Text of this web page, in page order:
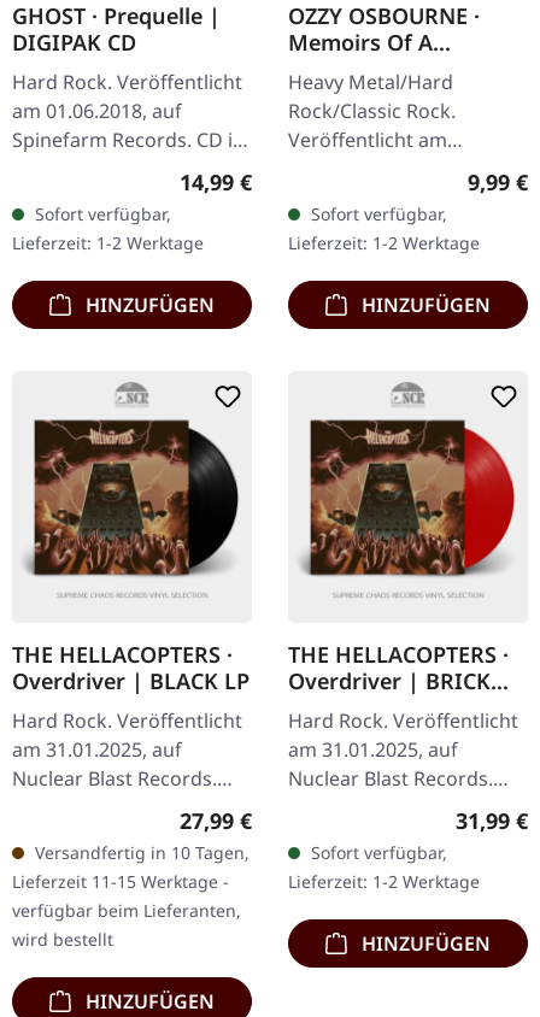
GHOST · Prequelle |
DIGIPAK CD
Hard Rock. Veröffentlicht
am 01.06.2018, auf
Spinefarm Records. CD im
DigiPak. Prequelle stellt
ein besonderes Kapitel in
der Diskografie von
Ghost…
Regulärer Preis:
14,99 €
Sofort verfügbar,
Lieferzeit: 1-2 Werktage
HINZUFÜGEN
OZZY OSBOURNE ·
Memoirs Of A
Madman | DIGIPAK
CD
Heavy Metal/Hard
Rock/Classic Rock.
Veröffentlicht am
10.10.2014, auf Sony
Music. CD im Digipak..
Diese Compilation dient
als ultimative,…
9,99 €
Sofort verfügbar,
Lieferzeit: 1-2 Werktage
HINZUFÜGEN
THE HELLACOPTERS ·
Overdriver | BLACK LP
Hard Rock. Veröffentlicht
am 31.01.2025, auf
Nuclear Blast Records.
Schwarzes Vinyl mit Insert
und Poster. "Overdriver"
ist eine klangliche Reise…
Regulärer Preis:
27,99 €
Versandfertig in 10 Tagen,
Lieferzeit 11-15 Werktage -
verfügbar beim Lieferanten,
wird bestellt
HINZUFÜGEN
THE HELLACOPTERS ·
Overdriver | BRICK
RED LP
Hard Rock. Veröffentlicht
am 31.01.2025, auf
Nuclear Blast Records.
Ziegelrotes Vinyl im
Standard-Cover mit Insert
und Poster. "Overdriver"
von The…
31,99 €
Sofort verfügbar,
Lieferzeit: 1-2 Werktage
HINZUFÜGEN